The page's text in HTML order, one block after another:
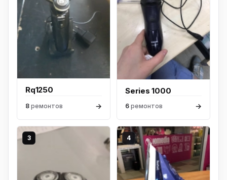
Rq1250
8 ремонтов →
Series 1000
6 ремонтов →
3 4